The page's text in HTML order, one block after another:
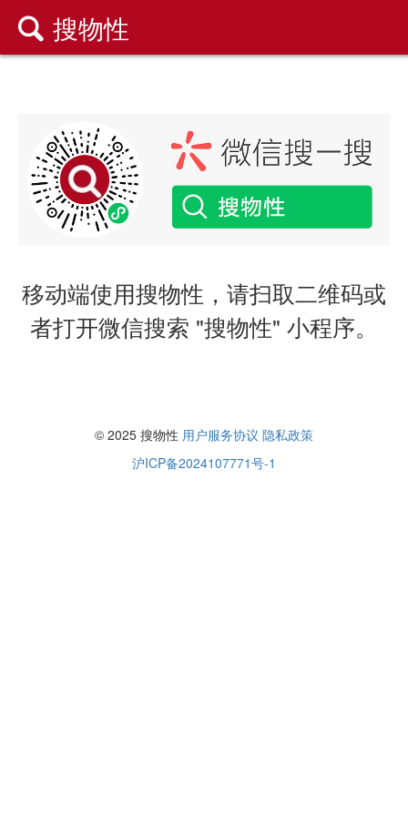
 搜物性
移动端使用搜物性，请扫取二维码或
者打开微信搜索 "搜物性" 小程序。
© 2025 搜物性 用户服务协议 隐私政策
沪ICP备2024107771号-1